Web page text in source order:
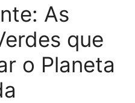
As
que
o Planeta